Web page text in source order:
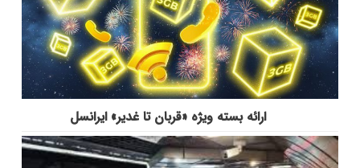
ارائه بسته ویژه «قربان تا غدیر» ایرانسل